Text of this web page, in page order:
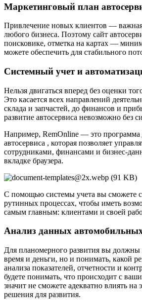
Маркетинговый план
Привлечение новых клиентов — важная
любого бизнеса. Поэтому сайт
поисковике, отметка на картах —
можете обеспечить для стабильного
Системный учет и
Нельзя двигаться вперед без оценки
Это касается всех направлений
склада и запчастей, до финансов и
развитие автосервиса невозможно без
Например, RemOnline — это программа
автосервиса , которая позволяет
сотрудниками, финансами и бизнес-
вкладке браузера.
С помощью системы учета вы сможете
рутинных процессах, чтобы иметь
самым главным: клиентами и своей
Анализ данных
Для планомерного развития вы должны
время и деньги, но и понимать, какой
анализа показателей, отчетности и
будете понимать, что происходит с
значит не сможете адекватно влиять на
решения для развития.